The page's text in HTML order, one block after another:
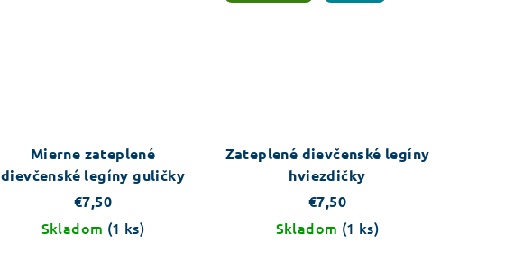
Mierne zateplené
dievčenské legíny guličky
€7,50
Skladom (1 ks)
Zateplené dievčenské legíny
hviezdičky
€7,50
Skladom (1 ks)